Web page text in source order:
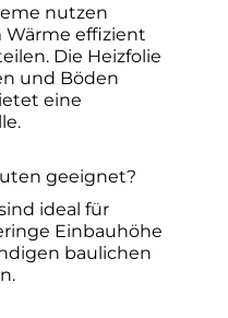
nutzen
Wärme effizient
Die Heizfolie
und Böden
eine
geeignet?
ideal für
Einbauhöhe
baulichen